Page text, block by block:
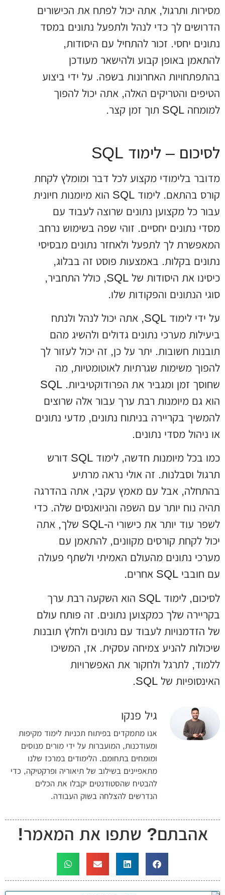
מסירות ותרגול, אתה יכול לפתח את הכישורים
הדרושים לך כדי לנהל ולתפעל נתונים במסד
נתונים יחסי. זכור להתחיל עם היסודות,
להתאמן באופן קבוע ולהישאר מעודכן
בהתפתחויות האחרונות בשפה. על ידי ביצוע
הטיפים והטריקים האלה, אתה יכול להפוך
למומחה SQL תוך זמן קצר.
לסיכום – לימוד SQL
מדובר בלימודי מקצוע לכל דבר ומומלץ לקחת
קורס בהתאם. לימוד SQL הוא מיומנות חיונית
עבור כל מקצוען נתונים שרוצה לעבוד עם
מסדי נתונים יחסיים. זוהי שפה בשימוש נרחב
המאפשרת לך לתפעל ולאחזר נתונים מבסיסי
נתונים בקלות. באמצעות פוסט זה בבלוג,
כיסינו את היסודות של SQL, כולל התחביר,
סוגי הנתונים והפקודות שלו.
על ידי לימוד SQL, אתה יכול לנהל ולנתח
ביעילות מערכי נתונים גדולים ולהשיג מהם
תובנות חשובות. יתר על כן, זה יכול לעזור לך
להפוך משימות שגרתיות לאוטומטיות, מה
שחוסך זמן ומגביר את הפרודוקטיביות. SQL
הוא גם מיומנות רבת ערך עבור אלה שרוצים
להמשיך בקריירה בניתוח נתונים, מדעי נתונים
או ניהול מסדי נתונים.
כמו בכל מיומנות חדשה, לימוד SQL דורש
תרגול וסבלנות. זה אולי נראה מרתיע
בהתחלה, אבל עם מאמץ עקבי, אתה בהדרגה
תהיה נוח יותר עם השפה והניואנסים שלה. כדי
לשפר עוד יותר את כישורי ה-SQL שלך, אתה
יכול לקחת קורסים מקוונים, להתאמן עם
מערכי נתונים מהעולם האמיתי ולשתף פעולה
עם חובבי SQL אחרים.
לסיכום, לימוד SQL הוא השקעה רבת ערך
בקריירה שלך כמקצוען נתונים. זה פותח עולם
של הזדמנויות לעבוד עם נתונים ולחלץ תובנות
שיכולות להניע צמיחה עסקית. אז, המשיכו
ללמוד, לתרגל ולחקור את האפשרויות
האינסופיות של SQL.
גיל פנקו
אנו מתמקדים בפיתוח תכניות לימוד מקיפות
ומעודכנות, המועברות על ידי מורים מנוסים
ומומחים בתחומם. הלימודים במרכז שלנו
מתאפיינים בשילוב של תיאוריה ופרקטיקה, כדי
להבטיח שהסטודנטים יקבלו את הכלים
הנדרשים להצלחה בשוק העבודה.
אהבתם? שתפו את המאמר!